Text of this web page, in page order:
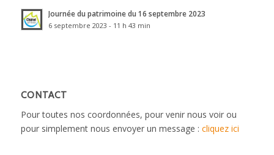
Journée du patrimoine du 16 septembre 2023
6 septembre 2023 - 11 h 43 min
CONTACT
Pour toutes nos coordonnées, pour venir nous voir ou
pour simplement nous envoyer un message : cliquez ici